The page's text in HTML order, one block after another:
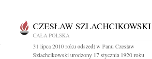
CZESŁAW SZLACHCIKOWSKI
CAŁA POLSKA
31 lipca 2010 roku odszedł w Panu Czesław
Szlachcikowski urodzony 17 stycznia 1920 roku